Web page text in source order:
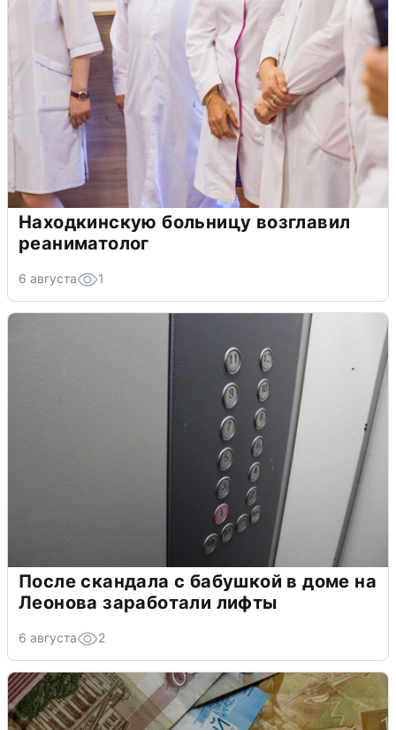
Находкинскую больницу возглавил
реаниматолог
6 августа 1
После скандала с бабушкой в доме на
Леонова заработали лифты
6 августа 2